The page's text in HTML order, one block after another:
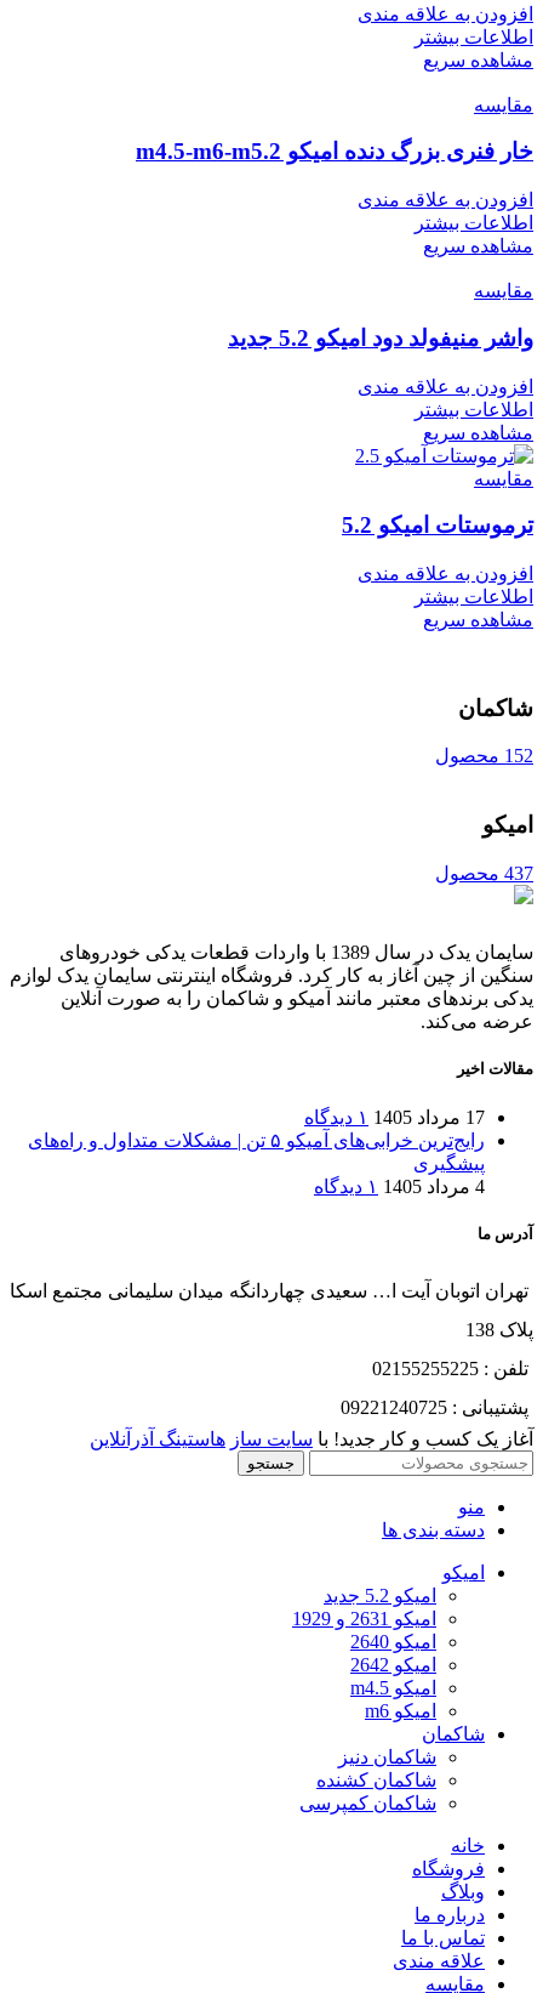
افزودن به علاقه مندی
اطلاعات بیشتر
مشاهده سریع
مقایسه
خار فنری بزرگ دنده امیکو m4.5-m6-m5.2
افزودن به علاقه مندی
اطلاعات بیشتر
مشاهده سریع
مقایسه
واشر منیفولد دود امیکو 5.2 جدید
افزودن به علاقه مندی
اطلاعات بیشتر
مشاهده سریع
مقایسه
ترموستات امیکو 5.2
افزودن به علاقه مندی
اطلاعات بیشتر
مشاهده سریع
شاکمان
152 محصول
امیکو
437 محصول
سایمان یدک در سال 1389 با واردات قطعات یدکی خودروهای
سنگین از چین آغاز به کار کرد. فروشگاه اینترنتی سایمان یدک لوازم
یدکی برندهای معتبر مانند آمیکو و شاکمان را به صورت آنلاین
عرضه می‌کند.
مقالات اخیر
17 مرداد 1405
۱ دیدگاه
رایج‌ترین خرابی‌های آمیکو ۵ تن | مشکلات متداول و راه‌های
پیشگیری
4 مرداد 1405
۱ دیدگاه
آدرس ما
تهران اتوبان آیت ا… سعیدی چهاردانگه میدان سلیمانی مجتمع اسکا
پلاک 138
تلفن : 02155255225
پشتیبانی : 09221240725
آغاز یک کسب و کار جدید! با سایت ساز هاستینگ آذرآنلاین
جستجو
منو
دسته بندی ها
امیکو
امیکو 5.2 جدید
امیکو 2631 و 1929
امیکو 2640
امیکو 2642
امیکو m4.5
امیکو m6
شاکمان
شاکمان دنیز
شاکمان کشنده
شاکمان کمپرسی
خانه
فروشگاه
وبلاگ
درباره ما
تماس با ما
علاقه مندی
مقایسه